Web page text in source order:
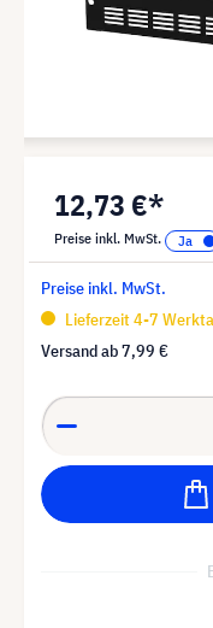
12,73 €*
Preise inkl. MwSt.
Preise inkl. MwSt.
Lieferzeit 4-7
Versand ab7,99 €